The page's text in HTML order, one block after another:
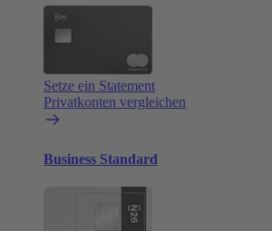
Setze ein Statement
Privatkonten vergleichen
Business Standard